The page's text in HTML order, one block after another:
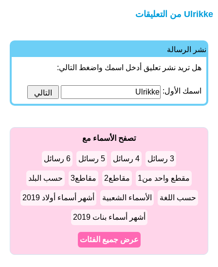
Ulrikke من التعليقات
نشر الرسالة
هل تريد نشر تعليق أدخل اسمك واضغط التالي:
اسمك الأول:
تصفح الأسماء مع
3 رسائل 4 رسائل 5 رسائل 6 رسائل
مقطع واحد من1 مقاطع2 مقاطع3 حسب البلد
حسب اللغة الأسماء الشعبية أشهر أسماء أولاد 2019
أشهر أسماء بنات 2019
عرض جميع الفئات